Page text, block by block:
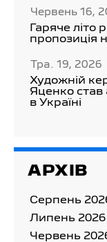
Червень 16,
Гаряче літо
пропозиція
Тра. 19, 2026
Художній
Яценко
в Україні
АРХІВ
Серпень
Липень 2026
Червень